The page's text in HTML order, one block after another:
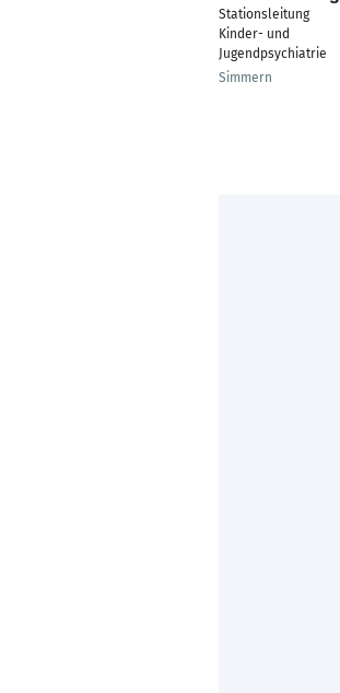
Stationsleitung
Kinder- und
Jugendpsychiatrie
Simmern